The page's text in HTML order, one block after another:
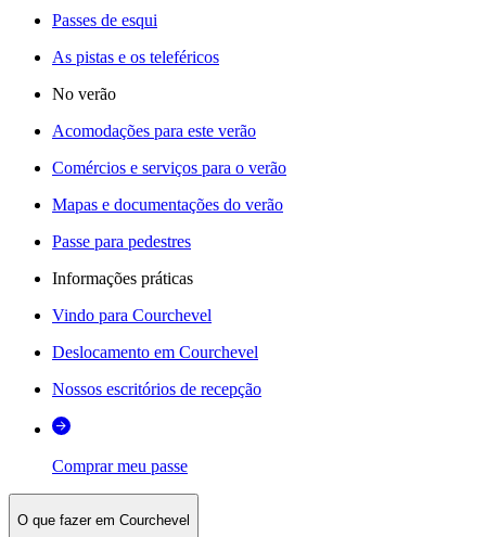
Passes de esqui
As pistas e os teleféricos
No verão
Acomodações para este verão
Comércios e serviços para o verão
Mapas e documentações do verão
Passe para pedestres
Informações práticas
Vindo para Courchevel
Deslocamento em Courchevel
Nossos escritórios de recepção
Comprar meu passe
O que fazer em Courchevel